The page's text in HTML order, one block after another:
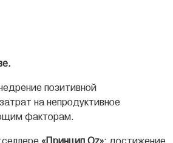
позитивной
на непродуктивное
факторам.
«Принцип Оz»: достижение